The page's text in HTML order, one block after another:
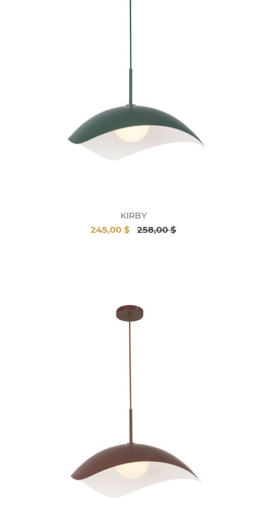
KIRBY
245,00 $ 258,00 $